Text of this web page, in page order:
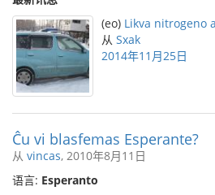
(eo) Likva nitrogeno
从 Sxak
2014年11月25日
Ĉu vi blasfemas Esperante?
从 vincas, 2010年8月11日
语言: Esperanto